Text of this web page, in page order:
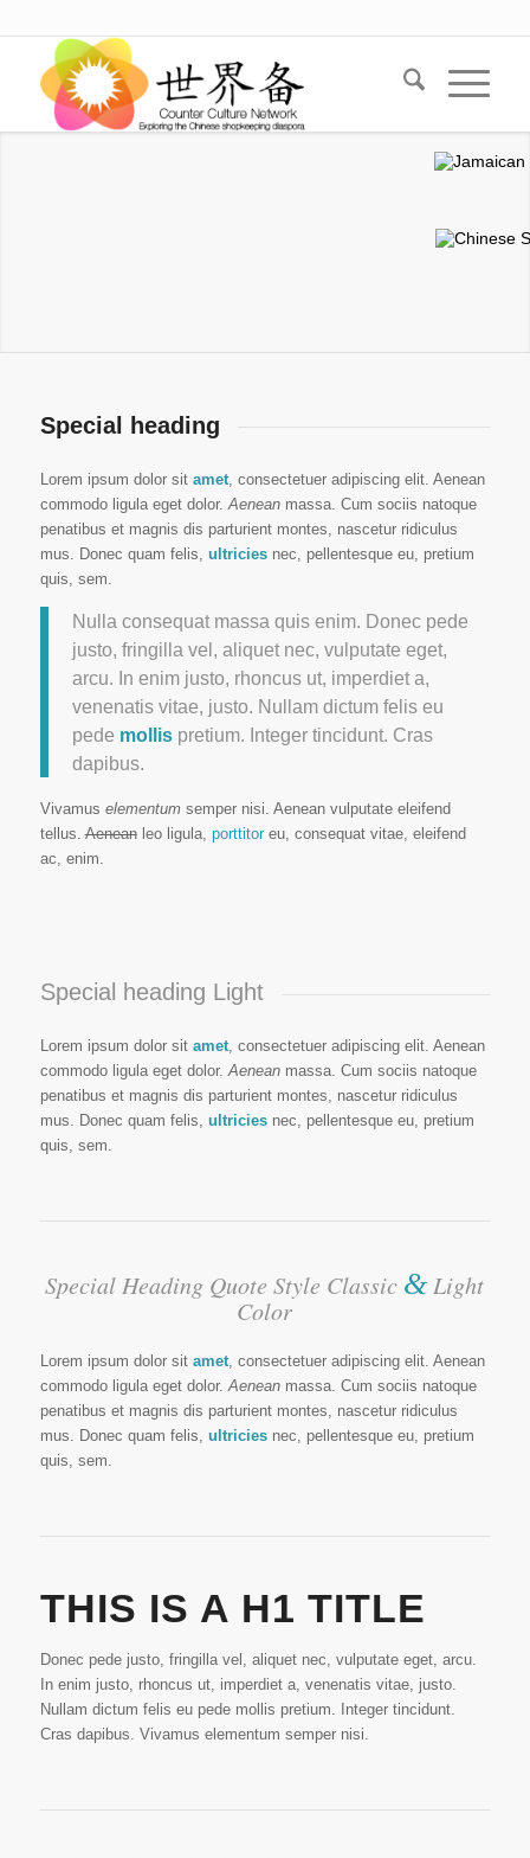
Special heading
Lorem ipsum dolor sit amet, consectetuer adipiscing elit. Aenean
commodo ligula eget dolor. Aeneanmassa. Cum sociis natoque
penatibus et magnis dis parturient montes, nascetur ridiculus
mus. Donec quam felis, ultriciesnec, pellentesque eu, pretium
quis, sem.
Nulla consequat massa quis enim. Donec pede
justo, fringilla vel, aliquet nec, vulputate eget,
arcu. In enim justo, rhoncus ut, imperdiet a,
venenatis vitae, justo. Nullam dictum felis eu
pede mollispretium. Integer tincidunt. Cras
dapibus.
Vivamus elementumsemper nisi. Aenean vulputate eleifend
tellus.Aeneanleo ligula, porttitoreu, consequat vitae, eleifend
ac, enim.
Special heading Light
Lorem ipsum dolor sit amet, consectetuer adipiscing elit. Aenean
commodo ligula eget dolor.Aeneanmassa. Cum sociis natoque
penatibus et magnis dis parturient montes, nascetur ridiculus
mus. Donec quam felis, ultriciesnec, pellentesque eu, pretium
quis, sem.
Special Heading Quote Style Classic &Light
Color
Lorem ipsum dolor sit amet, consectetuer adipiscing elit. Aenean
commodo ligula eget dolor.Aeneanmassa. Cum sociis natoque
penatibus et magnis dis parturient montes, nascetur ridiculus
mus. Donec quam felis, ultriciesnec, pellentesque eu, pretium
quis, sem.
THIS IS A H1 TITLE
Donec pede justo, fringilla vel, aliquet nec, vulputate eget, arcu.
In enim justo, rhoncus ut, imperdiet a, venenatis vitae, justo.
Nullam dictum felis eu pede mollis pretium. Integer tincidunt.
Cras dapibus. Vivamus elementum semper nisi.